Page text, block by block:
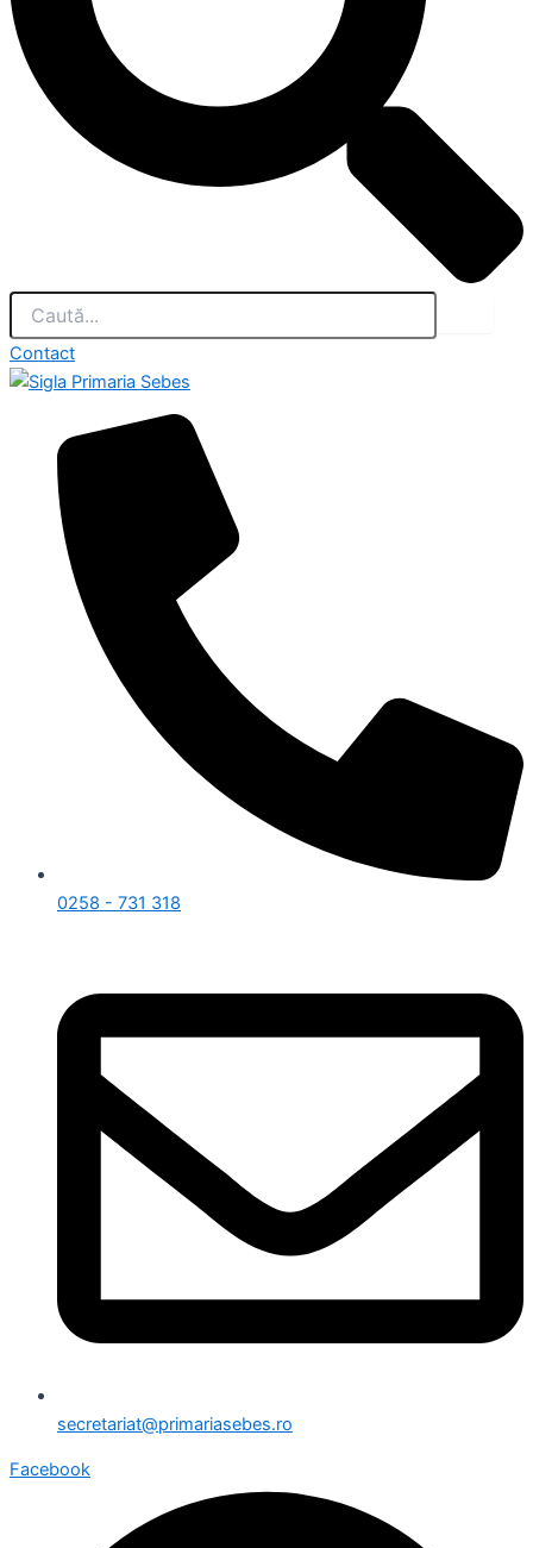
Contact
0258 - 731 318
secretariat@primariasebes.ro
Facebook